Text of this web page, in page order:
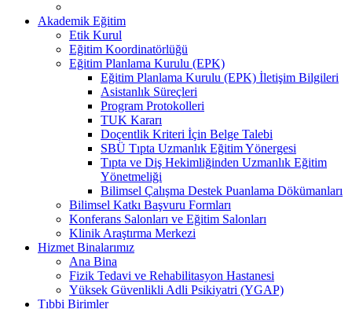
Akademik Eğitim
Etik Kurul
Eğitim Koordinatörlüğü
Eğitim Planlama Kurulu (EPK)
Eğitim Planlama Kurulu (EPK) İletişim Bilgileri
Asistanlık Süreçleri
Program Protokolleri
TUK Kararı
Doçentlik Kriteri İçin Belge Talebi
SBÜ Tıpta Uzmanlık Eğitim Yönergesi
Tıpta ve Diş Hekimliğinden Uzmanlık Eğitim
Yönetmeliği
Bilimsel Çalışma Destek Puanlama Dökümanları
Bilimsel Katkı Başvuru Formları
Konferans Salonları ve Eğitim Salonları
Klinik Araştırma Merkezi
Hizmet Binalarımız
Ana Bina
Fizik Tedavi ve Rehabilitasyon Hastanesi
Yüksek Güvenlikli Adli Psikiyatri (YGAP)
Tıbbi Birimler